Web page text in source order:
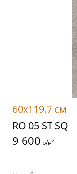
60x119.7 см
RO 05 ST SQ
9 600 р/м2